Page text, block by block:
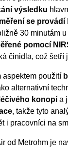
výsledku
měření se provádí
30 minutám
pomocí
činidla, což šetří
aspektem použití
alternativní
konopí a
, takže tyto
i pracovníci na
od Metrohm je